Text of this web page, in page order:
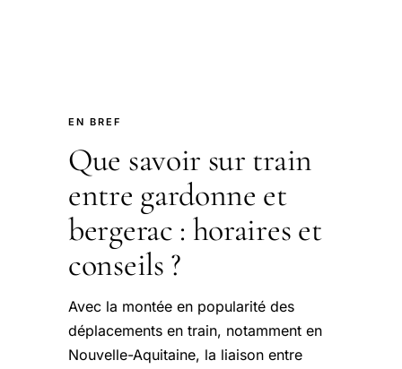
EN BREF
Que savoir sur train
entre gardonne et
bergerac : horaires et
conseils ?
Avec la montée en popularité des
déplacements en train, notamment en
Nouvelle-Aquitaine, la liaison entre